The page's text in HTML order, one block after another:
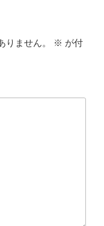
りません。 ※ が付